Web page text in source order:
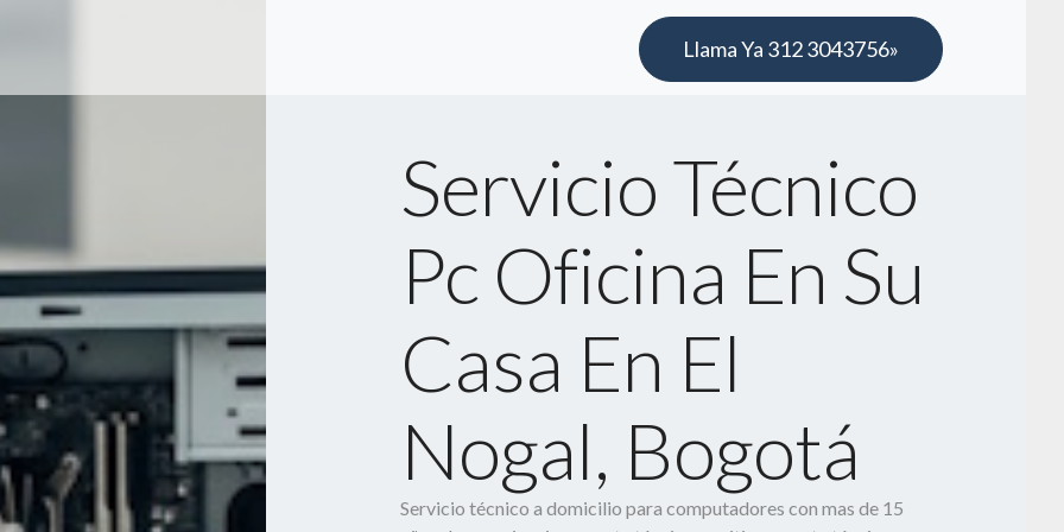
Llama Ya 312 3043756»
Servicio Técnico
Pc Oficina En Su
Casa En El
Nogal, Bogotá
Servicio técnico a domicilio para computadores con mas de 15